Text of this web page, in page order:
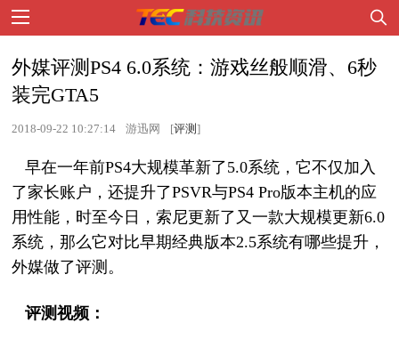
外媒评测PS4 6.0系统：游戏丝般顺滑、6秒
装完GTA5
2018-09-22 10:27:14 游迅网 [评测]
早在一年前PS4大规模革新了5.0系统，它不仅加入
了家长账户，还提升了PSVR与PS4 Pro版本主机的应
用性能，时至今日，索尼更新了又一款大规模更新6.0
系统，那么它对比早期经典版本2.5系统有哪些提升，
外媒做了评测。
评测视频：